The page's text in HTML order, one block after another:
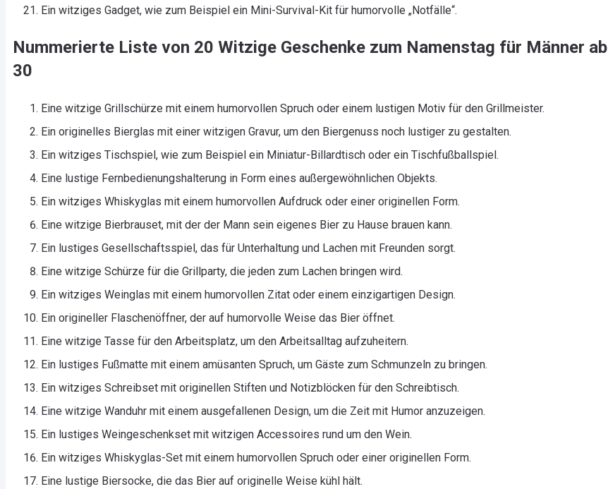
Ein witziges Gadget, wie zum Beispiel ein Mini-Survival-Kit für humorvolle „Notfälle“.
Nummerierte Liste von 20 Witzige Geschenke zum Namenstag für Männer ab
30
Eine witzige Grillschürze mit einem humorvollen Spruch oder einem lustigen Motiv für den Grillmeister.
Ein originelles Bierglas mit einer witzigen Gravur, um den Biergenuss noch lustiger zu gestalten.
Ein witziges Tischspiel, wie zum Beispiel ein Miniatur-Billardtisch oder ein Tischfußballspiel.
Eine lustige Fernbedienungshalterung in Form eines außergewöhnlichen Objekts.
Ein witziges Whiskyglas mit einem humorvollen Aufdruck oder einer originellen Form.
Eine witzige Bierbrauset, mit der der Mann sein eigenes Bier zu Hause brauen kann.
Ein lustiges Gesellschaftsspiel, das für Unterhaltung und Lachen mit Freunden sorgt.
Eine witzige Schürze für die Grillparty, die jeden zum Lachen bringen wird.
Ein witziges Weinglas mit einem humorvollen Zitat oder einem einzigartigen Design.
Ein origineller Flaschenöffner, der auf humorvolle Weise das Bier öffnet.
Eine witzige Tasse für den Arbeitsplatz, um den Arbeitsalltag aufzuheitern.
Ein lustiges Fußmatte mit einem amüsanten Spruch, um Gäste zum Schmunzeln zu bringen.
Ein witziges Schreibset mit originellen Stiften und Notizblöcken für den Schreibtisch.
Eine witzige Wanduhr mit einem ausgefallenen Design, um die Zeit mit Humor anzuzeigen.
Ein lustiges Weingeschenkset mit witzigen Accessoires rund um den Wein.
Ein witziges Whiskyglas-Set mit einem humorvollen Spruch oder einer originellen Form.
Eine lustige Biersocke, die das Bier auf originelle Weise kühl hält.